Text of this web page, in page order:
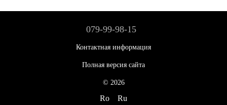
079-99-98-15
Контактная информация
Полная версия сайта
© 2026
Ro Ru